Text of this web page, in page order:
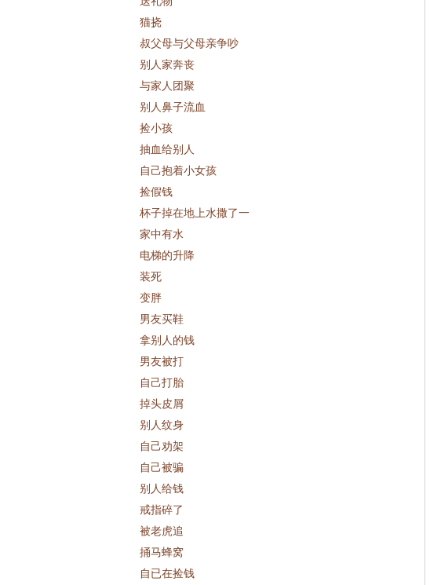
猫挠
叔父母与父母亲争吵
别人家奔丧
与家人团聚
别人鼻子流血
捡小孩
抽血给别人
自己抱着小女孩
捡假钱
杯子掉在地上水撒了一
家中有水
电梯的升降
装死
变胖
男友买鞋
拿别人的钱
男友被打
自己打胎
掉头皮屑
别人纹身
自己劝架
自己被骗
别人给钱
戒指碎了
被老虎追
捅马蜂窝
自已在捡钱